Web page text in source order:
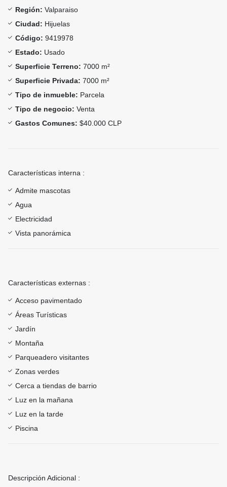
Región: Valparaiso
Ciudad: Hijuelas
Código: 9419978
Estado: Usado
Superficie Terreno: 7000 m²
Superficie Privada: 7000 m²
Tipo de inmueble: Parcela
Tipo de negocio: Venta
Gastos Comunes: $40.000 CLP
Características interna :
Admite mascotas
Agua
Electricidad
Vista panorámica
Características externas :
Acceso pavimentado
Áreas Turísticas
Jardín
Montaña
Parqueadero visitantes
Zonas verdes
Cerca a tiendas de barrio
Luz en la mañana
Luz en la tarde
Piscina
Descripción Adicional :